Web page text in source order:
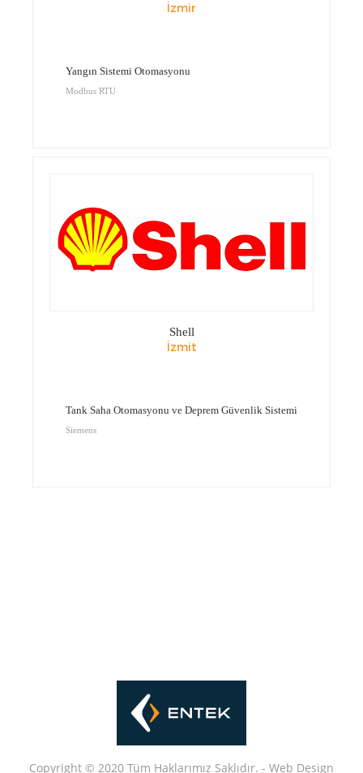
İzmir
Yangın Sistemi Otomasyonu
Modbus RTU
Shell
İzmit
Tank Saha Otomasyonu ve Deprem Güvenlik Sistemi
Siemens
Copyright © 2020 Tüm Haklarımız Saklıdır. - Web Design